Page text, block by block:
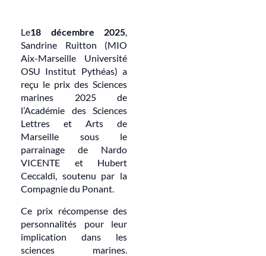
Le18 décembre 2025,
Sandrine Ruitton (MIO
Aix-Marseille Université
OSU Institut Pythéas) a
reçu le prix des Sciences
marines 2025 de
l’Académie des Sciences
Lettres et Arts de
Marseille sous le
parrainage de Nardo
VICENTE et Hubert
Ceccaldi, soutenu par la
Compagnie du Ponant.
Ce prix récompense des
personnalités pour leur
implication dans les
sciences marines.